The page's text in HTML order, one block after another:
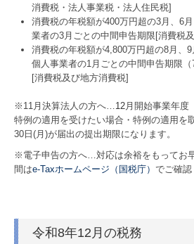
消費税・法人事業税・法人住民税]
消費税の年税額が400万円超の3月、6
業者の3月ごとの中間申告期限[消費税
消費税の年税額が4,800万円超の8月、9
個人事業者の1月ごとの中間申告期限（
[消費税及び地方消費税]
※11月決算法人の方へ…12月開始事業年度
特例の適用を受けたい場合・特例の適用を
30日(月)が届出の提出期限になります。
※電子申告の方へ…対応は余裕をもってお
間はe-Taxホームページ（国税庁） でご確認
令和8年12月の税務